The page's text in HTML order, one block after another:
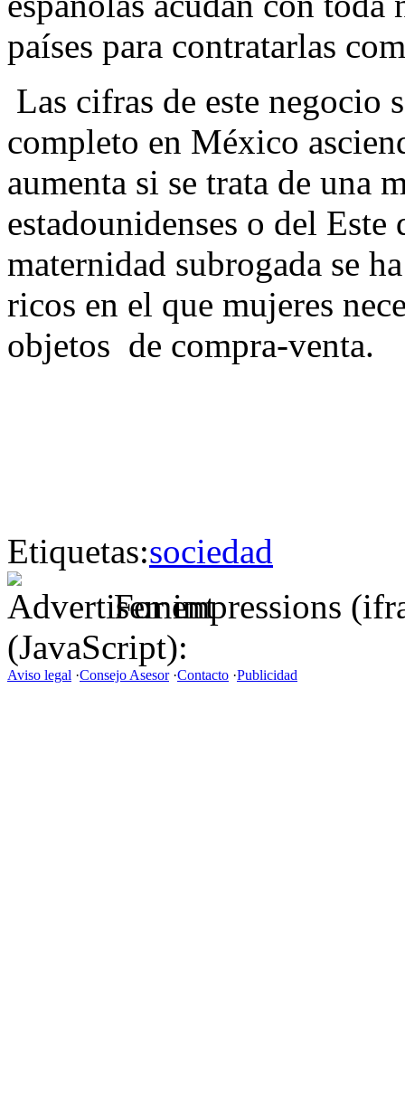
países para contratarlas
Las cifras de este negocio
completo en México
aumenta si se trata de una
estadounidenses o del
maternidad subrogada se
ricos en el que mujeres
objetos de compra-venta.
Etiquetas:sociedad
For impressions
(JavaScript):
Aviso legal ·Consejo Asesor·Contacto ·Publicidad